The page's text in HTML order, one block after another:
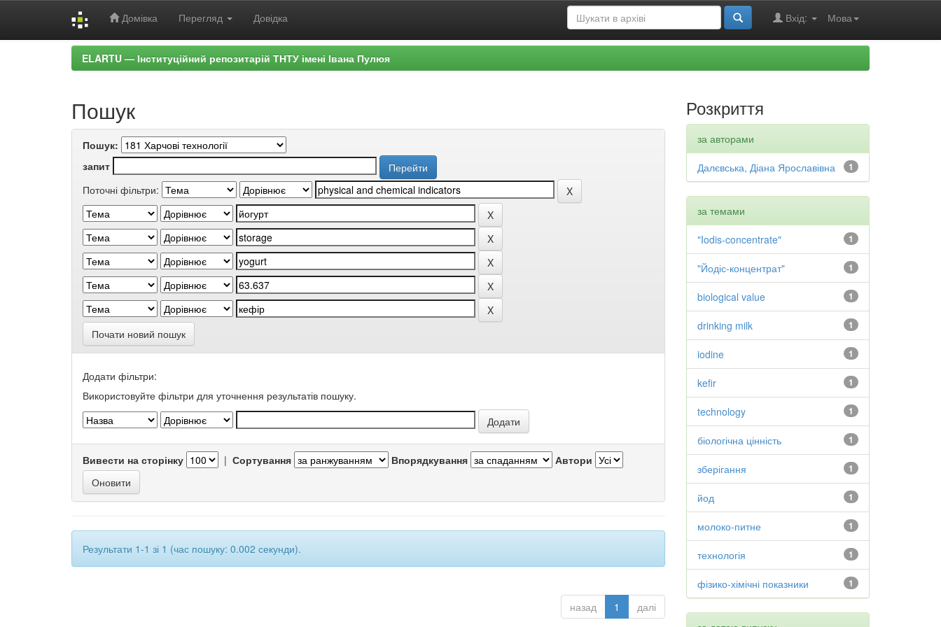
Домівка Перегляд Довідка Мова
Вхід:
ELARTU — Інституційний репозитарій ТНТУ імені Івана Пулюя
Пошук
Пошук:
запит
Поточні фільтри:
Почати новий пошук
Додати фільтри:
Використовуйте фільтри для уточнення результатів пошуку.
Вивести на сторінку | Сортування Впорядкування Автори
Результати 1-1 зі 1 (час пошуку: 0.002 секунди).
назад 1 далі
Розкриття
за авторами
1
Далєвська, Діана Ярославівна
за темами
1
"Iodis-concentrate"
1
"Йодіс-концентрат"
1
biological value
1
drinking milk
1
iodine
1
kefir
1
technology
1
біологічна цінність
1
зберігання
1
йод
1
молоко-питне
1
технологія
1
фізико-хімічні показники